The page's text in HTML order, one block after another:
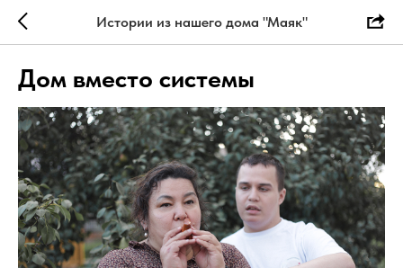
Истории из нашего дома "Маяк"
Дом вместо системы